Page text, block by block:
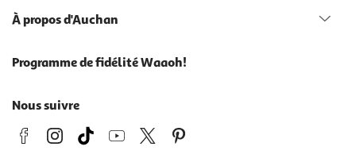
À propos d'Auchan
Programme de fidélité Waaoh!
Nous suivre